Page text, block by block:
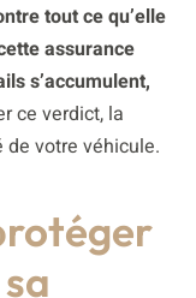
tout ce qu’elle
assurance
s’accumulent,
ce verdict, la
votre véhicule.